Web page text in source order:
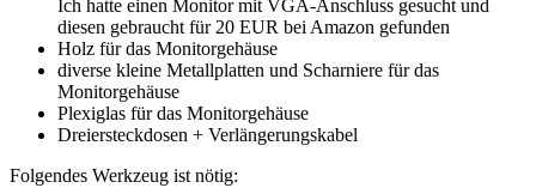
Ich hatte einen Monitor mit VGA-Anschluss gesucht und
diesen gebraucht für 20 EUR bei Amazon gefunden
Holz für das Monitorgehäuse
diverse kleine Metallplatten und Scharniere für das
Monitorgehäuse
Plexiglas für das Monitorgehäuse
Dreiersteckdosen + Verlängerungskabel
Folgendes Werkzeug ist nötig: